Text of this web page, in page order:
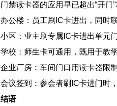
门禁读卡器的应用早已超出“开门
办公楼：员工刷IC卡进出，同时
小区：业主刷专属IC卡进出单元
学校：师生卡可通用，既用于教
企业厂房：车间门口用读卡器限
会议签到：参会者刷IC卡进门时
结语